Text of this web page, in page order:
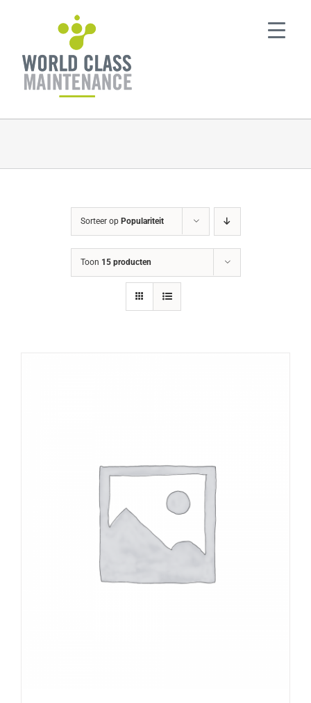
Sorteer op Populariteit
Toon 15 producten